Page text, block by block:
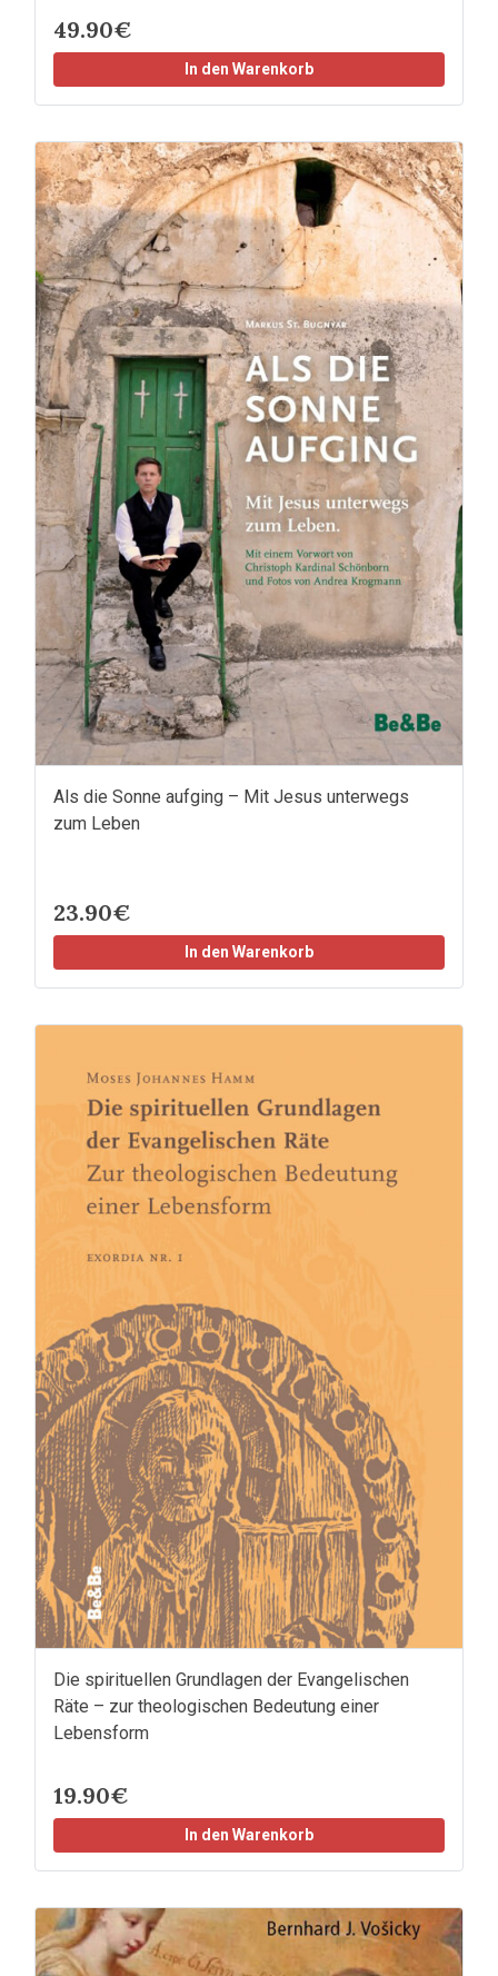
49.90€
In den Warenkorb
Als die Sonne aufging – Mit Jesus unterwegs
zum Leben
23.90€
In den Warenkorb
Die spirituellen Grundlagen der Evangelischen
Räte – zur theologischen Bedeutung einer
Lebensform
19.90€
In den Warenkorb